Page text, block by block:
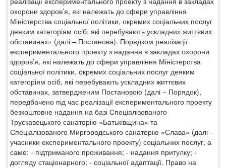
охорони здоров’я, які належать до сфери управління
Міністерства соціальної політики, окремих соціальних послуг
деяким категоріям осіб, які перебувають ускладних життєвих
обставинах» (далі – Постанова). Порядком реалізації
експериментального проекту з надання в закладах охорони
здоров’я, які належать до сфери управління Міністерства
соціальної політики, окремих соціальних послуг деяким
категоріям осіб, які перебувають ускладних життєвих
обставинах, затвердженим Постановою (далі – Порядок),
передбачено під час реалізації експериментального проекту
безкоштовне надання на базі Спеціалізованого
Трускавецького санаторію «Батьківщина» та
Спеціалізованого Миргородського санаторію «Слава» (далі –
учасники експериментального проекту) соціальних послуг, а
саме: - підтриманого проживання; - надання притулку; -
догляду стаціонарного; - соціальної адаптації. Право на